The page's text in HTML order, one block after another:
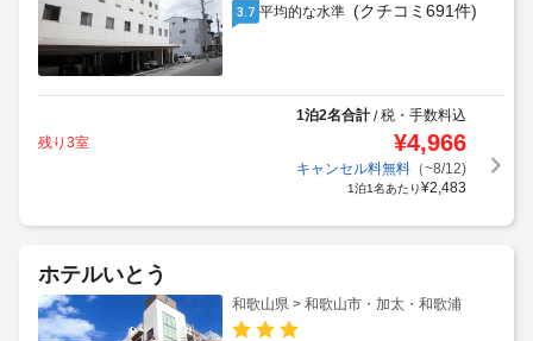
3.7 平均的な水準 (クチコミ691件)
1泊2名合計/税・手数料込
残り3室
¥4,966
キャンセル料無料（~8/12)
1泊1名あたり¥2,483
ホテルいとう
和歌山県 > 和歌山市・加太・和歌浦